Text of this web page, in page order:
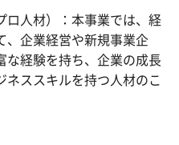
人材）：本事業では、経
、企業経営や新規事業企
な経験を持ち、企業の成長
ススキルを持つ人材のこ